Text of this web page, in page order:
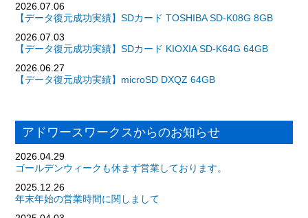
2026.07.06
【データ復元成功実績】SDカード TOSHIBA SD-K08G 8GB
2026.07.03
【データ復元成功実績】SDカード KIOXIA SD-K64G 64GB
2026.06.27
【データ復元成功実績】microSD DXQZ 64GB
アドワースワークスからのお知らせ
2026.04.29
ゴールデンウィークも休まず営業しております。
2025.12.26
年末年始の営業時間に関しまして